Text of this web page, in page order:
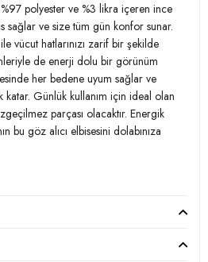
polyester ve %3 likra içeren ince
sağlar ve size tüm gün konfor sunar.
vücut hatlarınızı zarif bir şekilde
de enerji dolu bir görünüm
her bedene uyum sağlar ve
katar. Günlük kullanım için ideal olan
parçası olacaktır. Energik
bu göz alıcı elbisesini dolabınıza